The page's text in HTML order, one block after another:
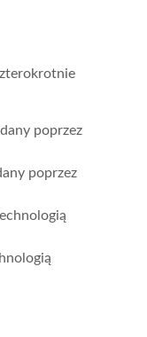
poprzez
poprzez